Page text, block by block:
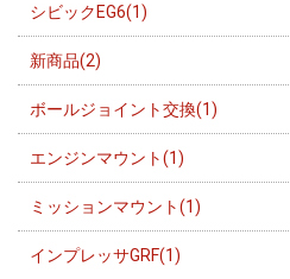
シビックEG6(1)
新商品(2)
ボールジョイント交換(1)
エンジンマウント(1)
ミッションマウント(1)
インプレッサGRF(1)